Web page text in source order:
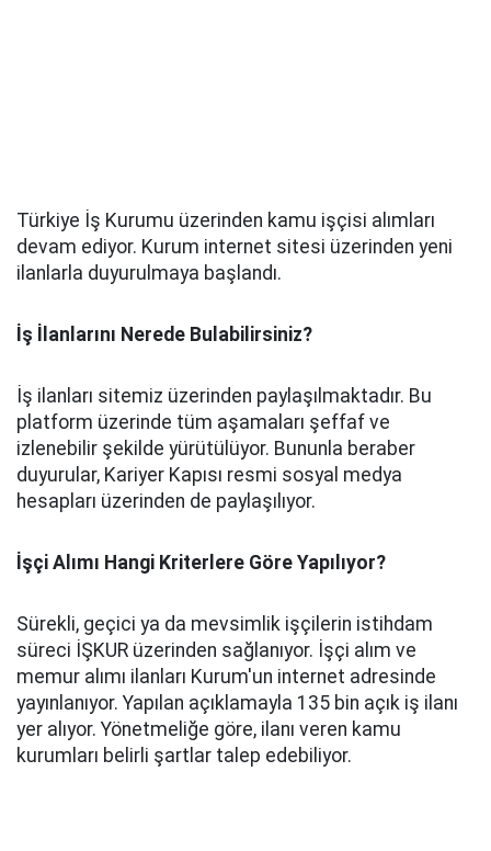
Türkiye İş Kurumu üzerinden kamu işçisi alımları
devam ediyor. Kurum internet sitesi üzerinden yeni
ilanlarla duyurulmaya başlandı.
İş İlanlarını Nerede Bulabilirsiniz?
İş ilanları sitemiz üzerinden paylaşılmaktadır. Bu
platform üzerinde tüm aşamaları şeffaf ve
izlenebilir şekilde yürütülüyor. Bununla beraber
duyurular, Kariyer Kapısı resmi sosyal medya
hesapları üzerinden de paylaşılıyor.
İşçi Alımı Hangi Kriterlere Göre Yapılıyor?
Sürekli, geçici ya da mevsimlik işçilerin istihdam
süreci İŞKUR üzerinden sağlanıyor. İşçi alım ve
memur alımı ilanları Kurum'un internet adresinde
yayınlanıyor. Yapılan açıklamayla 135 bin açık iş ilanı
yer alıyor. Yönetmeliğe göre, ilanı veren kamu
kurumları belirli şartlar talep edebiliyor.